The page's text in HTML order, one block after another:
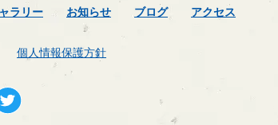
ラリー お知らせ ブログ アクセス
個人情報保護方針